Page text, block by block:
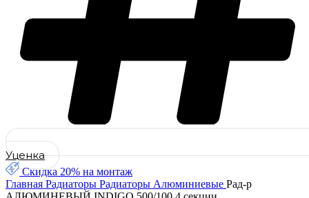
Уценка
Скидка 20% на монтаж
Главная Радиаторы Радиаторы Алюминиевые Рад-р